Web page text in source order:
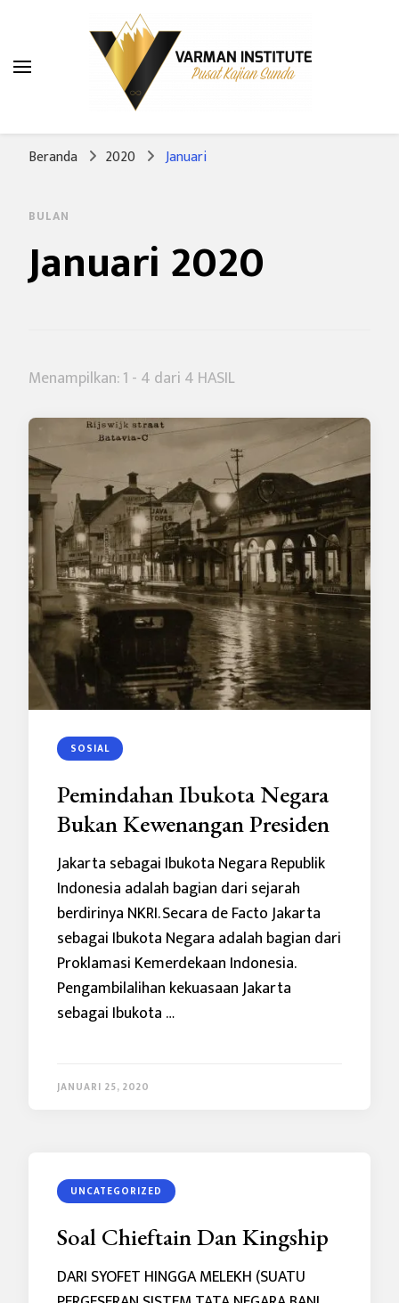
Varman Institute
Pusat Kajian Sunda
Beranda 2020 Januari
BULAN
Januari 2020
Menampilkan: 1 - 4 dari 4 HASIL
SOSIAL
Pemindahan Ibukota Negara
Bukan Kewenangan Presiden
Jakarta sebagai Ibukota Negara Republik
Indonesia adalah bagian dari sejarah
berdirinya NKRI. Secara de Facto Jakarta
sebagai Ibukota Negara adalah bagian dari
Proklamasi Kemerdekaan Indonesia.
Pengambilalihan kekuasaan Jakarta
sebagai Ibukota …
JANUARI 25, 2020
UNCATEGORIZED
Soal Chieftain Dan Kingship
DARI SYOFET HINGGA MELEKH (SUATU